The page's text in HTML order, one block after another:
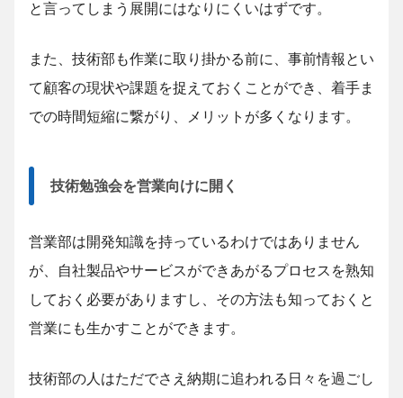
と言ってしまう展開にはなりにくいはずです。
また、技術部も作業に取り掛かる前に、事前情報とい
て顧客の現状や課題を捉えておくことができ、着手ま
での時間短縮に繋がり、メリットが多くなります。
技術勉強会を営業向けに開く
営業部は開発知識を持っているわけではありません
が、自社製品やサービスができあがるプロセスを熟知
しておく必要がありますし、その方法も知っておくと
営業にも生かすことができます。
技術部の人はただでさえ納期に追われる日々を過ごし